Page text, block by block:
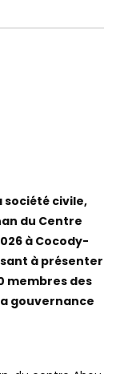
société civile,
du Centre
à Cocody-
à présenter
membres des
gouvernance